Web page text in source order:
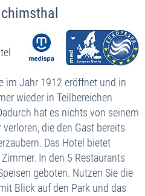
im Jahr 1912 eröffnet und in
wieder in Teilbereichen
hat es nichts von seinem
die den Gast bereits
Das Hotel bietet
In den 5 Restaurants
geboten. Nutzen Sie die
Blick auf den Park und das